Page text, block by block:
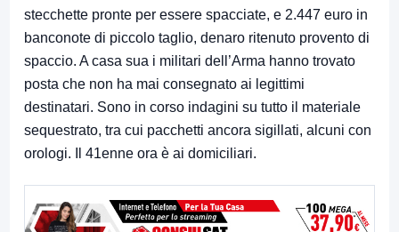
stecchette pronte per essere spacciate, e 2.447 euro in
banconote di piccolo taglio, denaro ritenuto provento di
spaccio. A casa sua i militari dell’Arma hanno trovato
posta che non ha mai consegnato ai legittimi
destinatari. Sono in corso indagini su tutto il materiale
sequestrato, tra cui pacchetti ancora sigillati, alcuni con
orologi. Il 41enne ora è ai domiciliari.